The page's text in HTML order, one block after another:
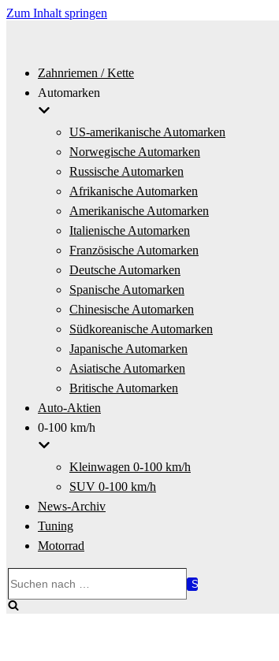
Zum Inhalt springen
Zahnriemen / Kette
Automarken
US-amerikanische Automarken
Norwegische Automarken
Russische Automarken
Afrikanische Automarken
Amerikanische Automarken
Italienische Automarken
Französische Automarken
Deutsche Automarken
Spanische Automarken
Chinesische Automarken
Südkoreanische Automarken
Japanische Automarken
Asiatische Automarken
Britische Automarken
Auto-Aktien
0-100 km/h
Kleinwagen 0-100 km/h
SUV 0-100 km/h
News-Archiv
Tuning
Motorrad
nach …